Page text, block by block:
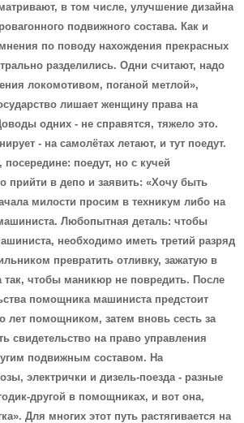
в том числе, улучшение дизайна
подвижного состава. Как и
по поводу нахождения прекрасных
разделились. Одни считают, надо
локомотивом, поганой метлой»,
лишает женщину права на
одних - не справятся, тяжело это.
- на самолётах летают, и тут поедут.
посередине: поедут, но с кучей
прийти в депо и заявить: «Хочу быть
милости просим в техникум либо на
Любопытная деталь: чтобы
необходимо иметь третий разряд
превратить отливку, зажатую в
так, чтобы маникюр не повредить. После
помощника машиниста предстоит
лет помощником, затем вновь сесть за
свидетельство на право управления
подвижным составом. На
электрички и дизель-поезда - разные
другой в помощниках, и вот она,
Для многих этот путь растягивается на